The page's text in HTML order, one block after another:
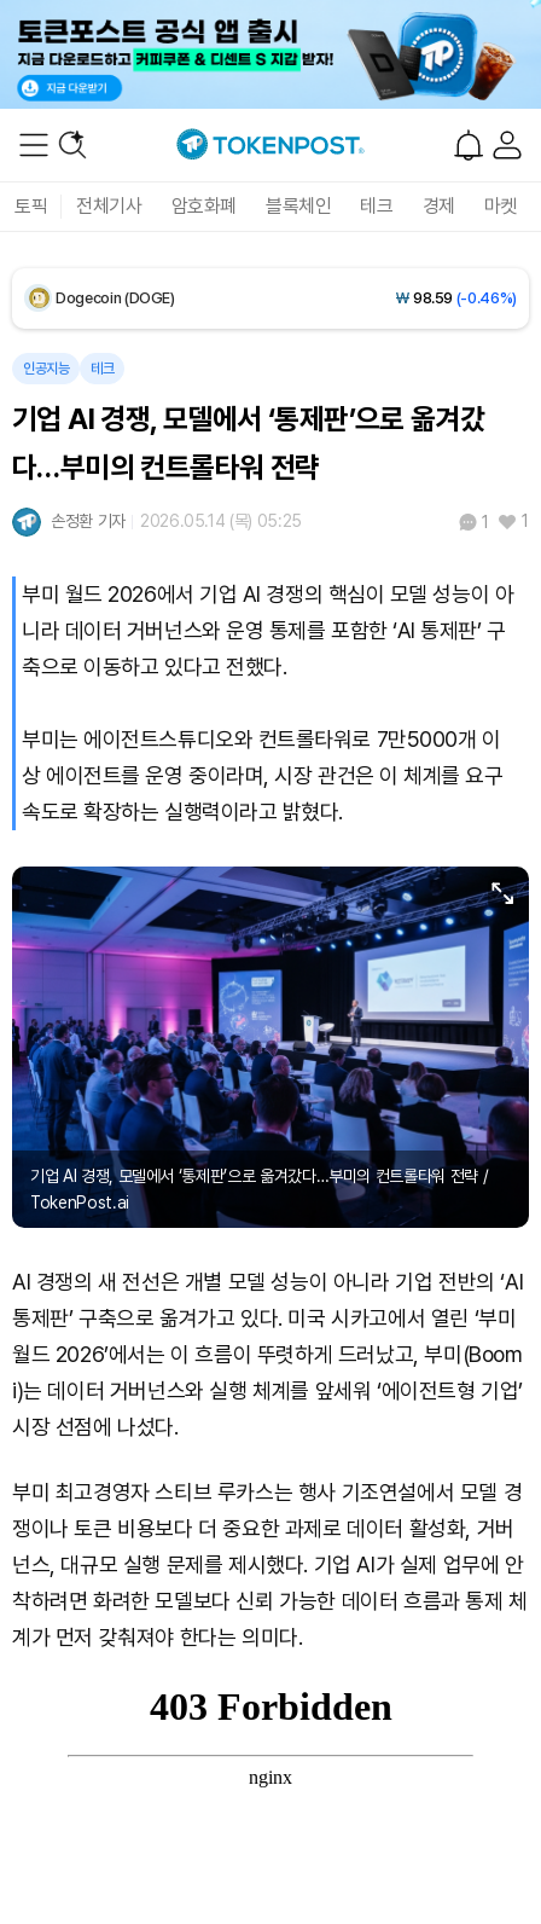
토픽 전체기사 암호화폐 블록체인 테크 경제 마켓
Solana (SOL) ₩107,535(+2.10%)
Bitcoin (BTC) 91,188,881(-0.31%)
인공지능 테크
기업 AI 경쟁, 모델에서 ‘통제판’으로 옮겨갔
다…부미의 컨트롤타워 전략
손정환 기자 2026.05.14 (목) 05:25 1 1
부미 월드 2026에서 기업 AI 경쟁의 핵심이 모델 성능이 아
니라 데이터 거버넌스와 운영 통제를 포함한 ‘AI 통제판’ 구
축으로 이동하고 있다고 전했다.
부미는 에이전트스튜디오와 컨트롤타워로 7만5000개 이
상 에이전트를 운영 중이라며, 시장 관건은 이 체계를 요구
속도로 확장하는 실행력이라고 밝혔다.
기업 AI 경쟁, 모델에서 ‘통제판’으로 옮겨갔다…부미의 컨트롤타워 전략 /
TokenPost.ai
AI 경쟁의 새 전선은 개별 모델 성능이 아니라 기업 전반의 ‘AI
통제판’ 구축으로 옮겨가고 있다. 미국 시카고에서 열린 ‘부미
월드 2026’에서는 이 흐름이 뚜렷하게 드러났고, 부미(Boom
i)는 데이터 거버넌스와 실행 체계를 앞세워 ‘에이전트형 기업’
시장 선점에 나섰다.
부미 최고경영자 스티브 루카스는 행사 기조연설에서 모델 경
쟁이나 토큰 비용보다 더 중요한 과제로 데이터 활성화, 거버
넌스, 대규모 실행 문제를 제시했다. 기업 AI가 실제 업무에 안
착하려면 화려한 모델보다 신뢰 가능한 데이터 흐름과 통제 체
계가 먼저 갖춰져야 한다는 의미다.